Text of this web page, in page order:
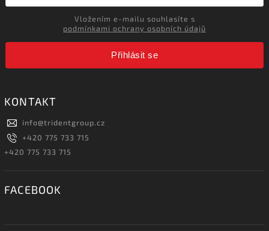
podmínkami ochrany osobních údajů
Přihlásit se
KONTAKT
info@tridentgroup.cz
+420 775 733 715
+420 775 733 715
FACEBOOK